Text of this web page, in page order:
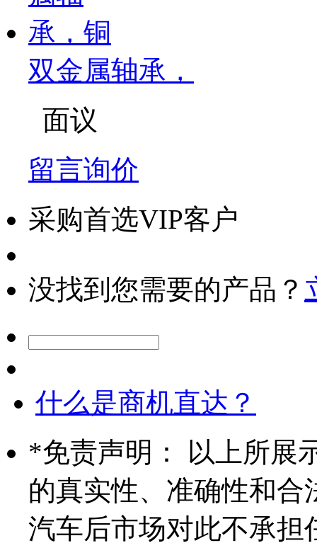
双金属轴承，
面议
留言询价
采购首选VIP客户
没找到您需要的产品？
什么是商机直达？
*免责声明： 以上所展
的真实性、准确性和合
汽车后市场对此不承担